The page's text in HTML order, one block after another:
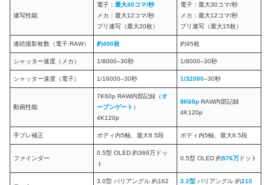
連写性能
電子：最大40コマ/秒
メカ：最大12コマ/秒
プリ連写（最大20枚）
電子：最大30コマ/秒
メカ：最大12コマ/秒
プリ連写（最大15枚）
連続撮影枚数（電子:RAW） 約400枚 約95枚
シャッター速度（メカ） 1/8000–30秒 1/8000–30秒
シャッター速度（電子） 1/16000–30秒 1/32000–30秒
動画性能
7K60p RAW内部記録（オ
ープンゲート ）
4K120p
8K60p RAW内部記録
4K120p
手ブレ補正 ボディ内5軸、最大8.5段 ボディ内5軸、最大8.5段
ファインダー
0.5型 OLED 約369万ドッ
ト
0.5型 OLED 約576万 ドット
3.0型 バリアングル 約162 3.2型 バリアングル 約210